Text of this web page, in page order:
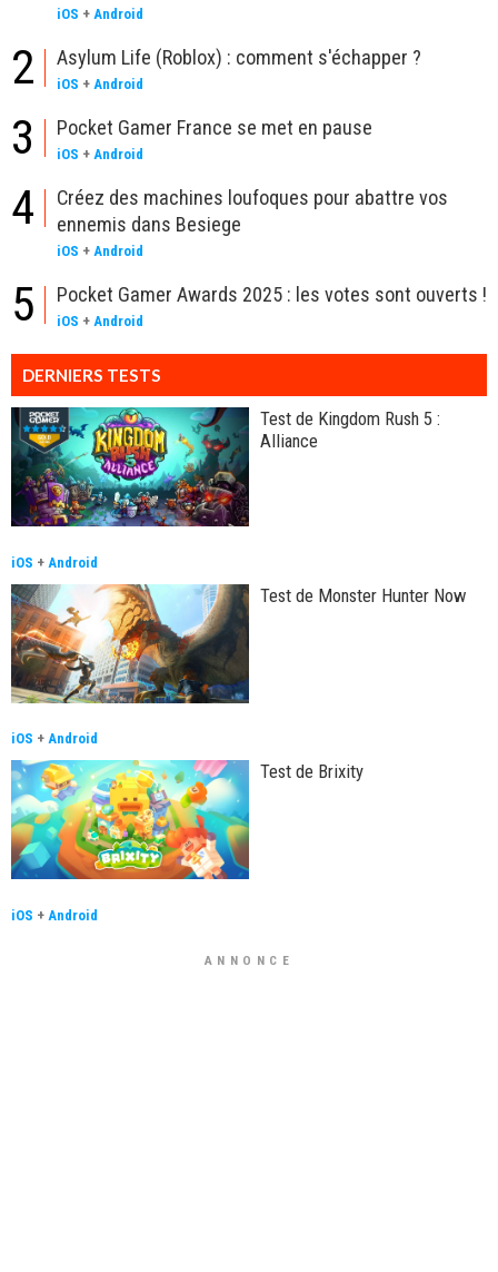
iOS + Android
2 Asylum Life (Roblox) : comment s'échapper ?
iOS + Android
3 Pocket Gamer France se met en pause
iOS + Android
4
Créez des machines loufoques pour abattre vos
ennemis dans Besiege
iOS + Android
5 Pocket Gamer Awards 2025 : les votes sont ouverts !
iOS + Android
DERNIERS TESTS
Test de Kingdom Rush 5 :
Alliance
iOS + Android
Test de Monster Hunter Now
iOS + Android
Test de Brixity
iOS + Android
ANNONCE